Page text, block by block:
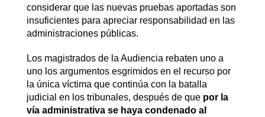
considerar que las nuevas pruebas aportadas son
insuficientes para apreciar responsabilidad en las
administraciones públicas.
Los magistrados de la Audiencia rebaten uno a
uno los argumentos esgrimidos en el recurso por
la única víctima que continúa con la batalla
judicial en los tribunales, después de que por la
vía administrativa se haya condenado al